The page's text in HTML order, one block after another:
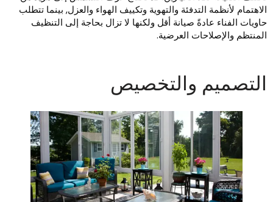
لأنظمة التدفئة والتهوية وتكييف الهواء والعزل, بينما تتطلب
الفناء عادةً صيانة أقل ولكنها لا تزال بحاجة إلى التنظيف
والإصلاحات العرضية.
والتخصيص